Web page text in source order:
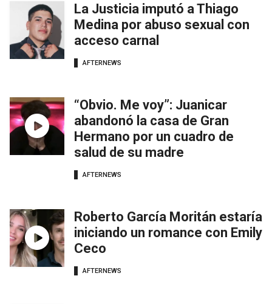
La Justicia imputó a Thiago
Medina por abuso sexual con
acceso carnal
AFTERNEWS
“Obvio. Me voy”: Juanicar
abandonó la casa de Gran
Hermano por un cuadro de
salud de su madre
AFTERNEWS
Roberto García Moritán estaría
iniciando un romance con Emily
Ceco
AFTERNEWS